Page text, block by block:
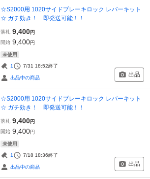
☆S2000用 1020サイドブレーキロック レバーキット
☆ ガチ効き！ 即発送可能！！
落札 9,400円
開始 9,400円
未使用
1 7/31 18:52終了
出品中の商品 出品
☆S2000用 1020サイドブレーキロック レバーキット
☆ ガチ効き！ 即発送可能！！
落札 9,400円
開始 9,400円
未使用
1 7/18 18:36終了
出品中の商品 出品